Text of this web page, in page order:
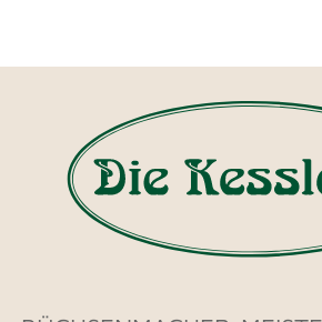
Öffnungszeiten Ladengeschäft
Mi, Do:
16.00 - 18.00 Uhr
Weitere Termine wie Werkstattbesuche,
Schießen, Schaftholzauswahl, nach
Vereinbarung.
info@waffen-